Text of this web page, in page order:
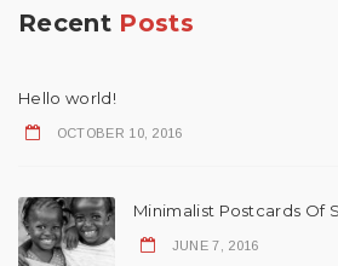
Recent Posts
Hello world!
OCTOBER 10, 2016
Minimalist Postcards Of
JUNE 7, 2016